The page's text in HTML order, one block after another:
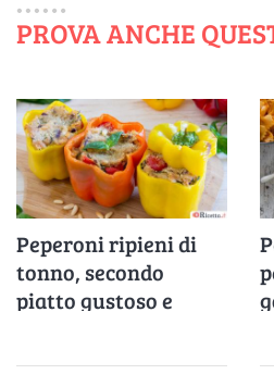
PROVA ANCHE
Peperoni ripieni di
tonno, secondo
piatto gustoso e